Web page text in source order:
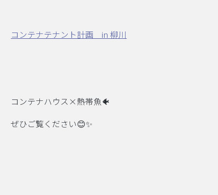
コンテナテナント計画 in 柳川
コンテナハウス×熱帯魚🐠
ぜひご覧ください😊✨